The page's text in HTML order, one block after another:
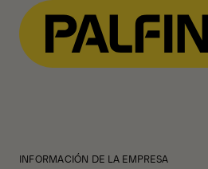
INFORMACIÓN DE LA EMPRESA